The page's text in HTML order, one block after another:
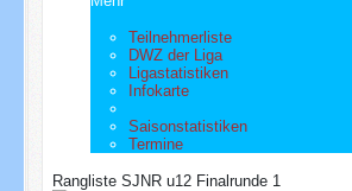
Teilnehmerliste
DWZ der Liga
Ligastatistiken
Infokarte
Saisonstatistiken
Termine
Rangliste SJNR u12 Finalrunde 1